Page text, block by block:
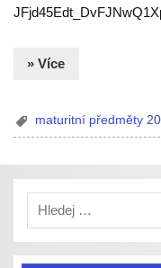
» Více
maturitní předměty